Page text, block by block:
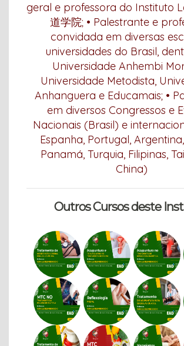
geral e professora do Instituto
道学院; • Palestrante e
convidada em diversas
universidades do Brasil,
Universidade Anhembi
Universidade Metodista,
Anhanguera e Educamais; •
em diversos Congressos e
Nacionais (Brasil) e
Espanha, Portugal,
Panamá, Turquia, Filipinas,
China)
Outros Cursos deste